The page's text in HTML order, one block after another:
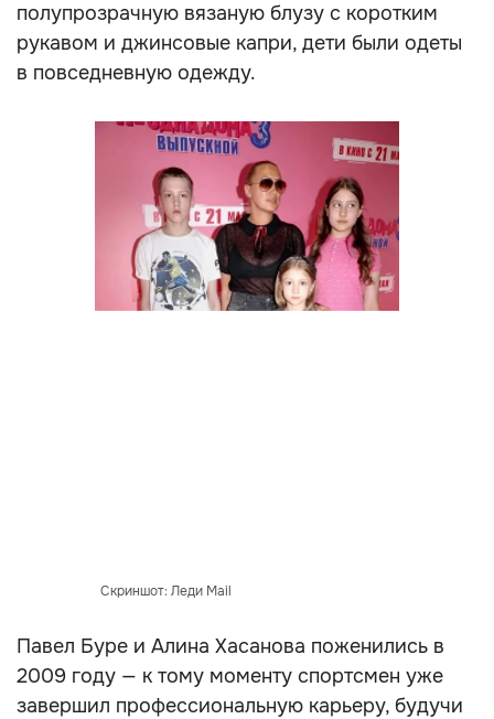
полупрозрачную вязаную блузу с коротким
рукавом и джинсовые капри, дети были одеты
в повседневную одежду.
Скриншот: Леди Mail
Павел Буре и Алина Хасанова поженились в
2009 году — к тому моменту спортсмен уже
завершил профессиональную карьеру, будучи